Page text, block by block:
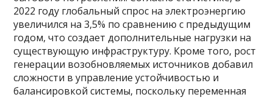
2022 году глобальный спрос на электроэнергию
увеличился на 3,5% по сравнению с предыдущим
годом, что создает дополнительные нагрузки на
существующую инфраструктуру. Кроме того, рост
генерации возобновляемых источников добавил
сложности в управление устойчивостью и
балансировкой системы, поскольку переменная